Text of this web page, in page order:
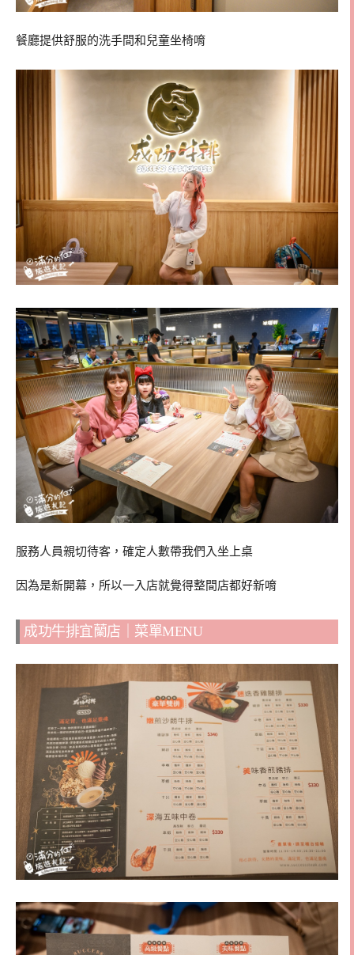
餐廳提供舒服的洗手間和兒童坐椅唷
服務人員親切待客，確定人數帶我們入坐上桌
因為是新開幕，所以一入店就覺得整間店都好新唷
成功牛排宜蘭店｜菜單MENU